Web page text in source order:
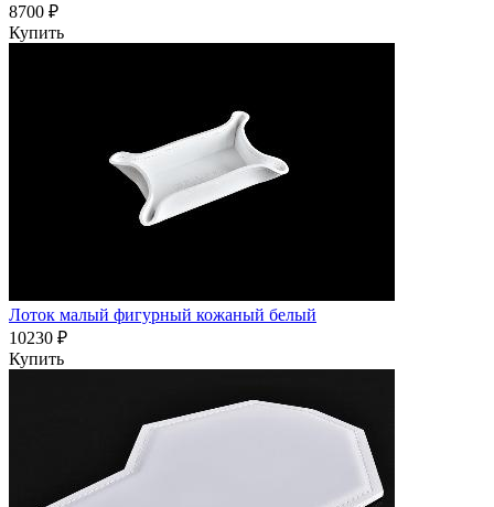
8700 ₽
Купить
Лоток малый фигурный кожаный белый
10230 ₽
Купить